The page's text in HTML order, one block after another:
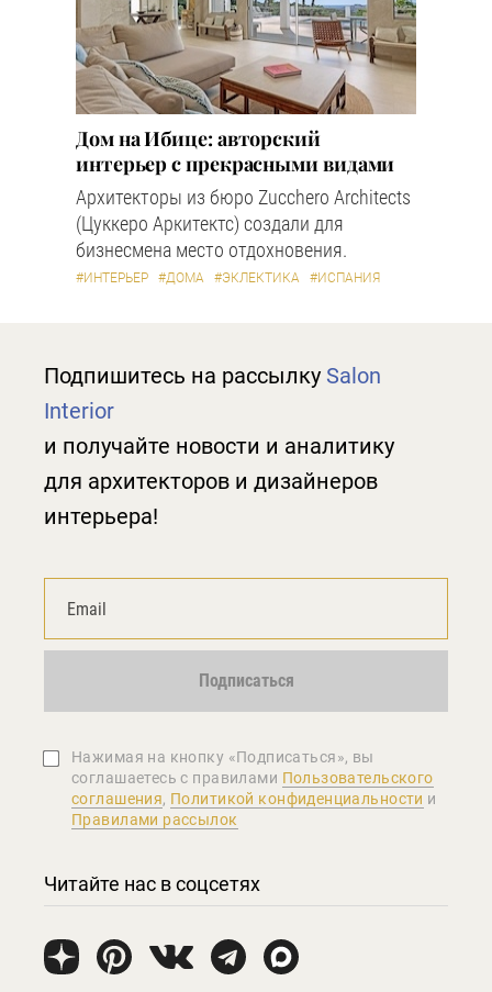
Дом на Ибице: авторский
интерьер с прекрасными видами
Архитекторы из бюро Zucchero Architects
(Цуккеро Аркитектс) создали для
бизнесмена место отдохновения.
#ИНТЕРЬЕР #ДОМА #ЭКЛЕКТИКА #ИСПАНИЯ
Подпишитесь на рассылку Salon
Interior
и получайте новости и аналитику
для архитекторов и дизайнеров
интерьера!
Подписаться
Нажимая на кнопку «Подписаться», вы
соглашаетеcь с правилами Пользовательского
соглашения, Политикой конфиденциальности и
Правилами рассылок
Читайте нас в соцсетях